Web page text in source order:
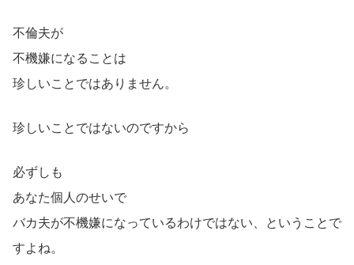
不倫夫が
不機嫌になることは
珍しいことではありません。
珍しいことではないのですから
必ずしも
あなた個人のせいで
バカ夫が不機嫌になっているわけではない、ということで
すよね。